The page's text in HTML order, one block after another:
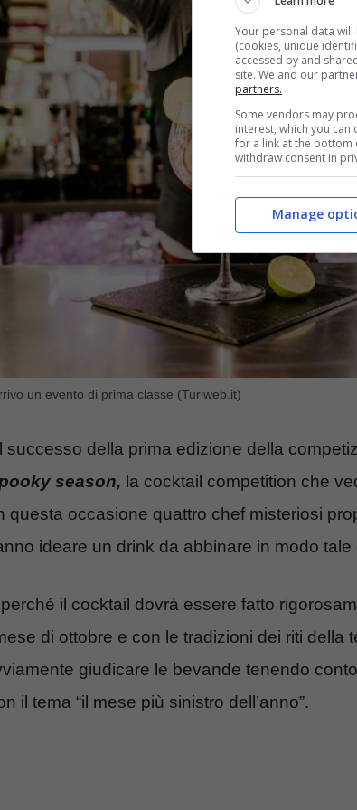
un evento di prima classe (Turiweb.it)
successo della prima edizione della
season, la cocktail competition che
questa occasione quattro chef misteriosi
ideare un drink da abbinare in modo
il cocktail dovrà essere fatto
di ottobre e con le tradizioni dei riti della
giudicare le bevande tenendo
il tema “il mese più sinistro dell’anno”.
Your personal data
(cookies, unique
accessed by and
site. We and our
partners.
Some vendors may
interest, which you
for a link at the bottom
withdraw consent in
Manage